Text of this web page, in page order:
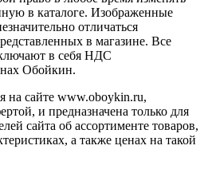
в каталоге. Изображенные
отличаться
в магазине. Все
в себя НДС
Обойкин.
на сайте www.oboykin.ru,
и предназначена только для
сайта об ассортименте товаров,
а также ценах на такой